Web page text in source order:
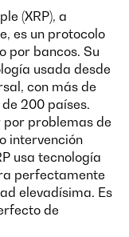
(XRP), a
es un protocolo
por bancos. Su
usada desde
con más de
200 países.
problemas de
intervención
usa tecnología
perfectamente
elevadísima. Es
de